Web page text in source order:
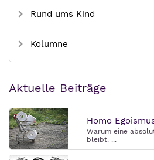
Rund ums Kind
Kolumne
Aktuelle Beiträge
Homo
Warum eine
bleibt. ...